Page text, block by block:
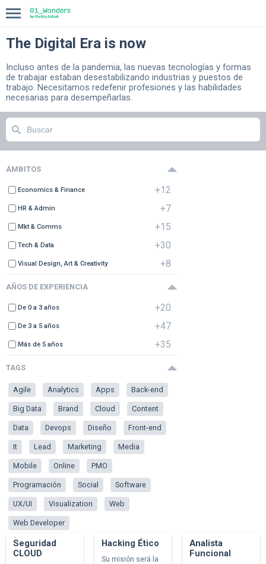
INICIO
COMPASS
The Digital Era is now
Incluso antes de la pandemia, las nuevas tecnologías y formas
de trabajar estaban desestabilizando industrias y puestos de
trabajo. Necesitamos redefenir profesiones y las habilidades
necesarias para desempeñarlas.
ÁMBITOS
Economics & Finance +12
HR & Admin +7
Mkt & Comms +15
Tech & Data +30
Visual Design, Art & Creativity +8
AÑOS DE EXPERIENCIA
De 0 a 3 años +20
De 3 a 5 años +47
Más de 5 años +35
TAGS
Agile Analytics Apps Back-end
Big Data Brand Cloud Content
Data Devops Diseño Front-end
It Lead Marketing Media
Mobile Online PMO
Programación Social Software
UX/UI Visualization Web
Web Developer
Seguridad
CLOUD
Hacking Ético
Su misión será la
Analista
Funcional